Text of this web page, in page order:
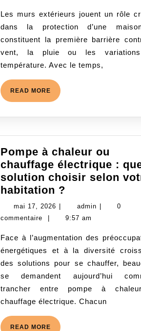
murs
extérieurs
:
tout
ce
qu’il
faut
pour
son
projet
Les murs extérieurs jouent un rôle crucial
dans la protection d’une
constituent la première barrière
vent, la pluie ou les
température. Avec le temps,
READ MORE READ
MORE
Pompe à chaleur ou
chauffage électrique :
solution choisir selon
habitation ?
chaleur
chauffage
électrique
:
quelle
solution
choisir
mai 17, 2026 mai
17,
admin admin0
commentaire
9:57 am
Face à l’augmentation des préoccupations
énergétiques et à la diversité
des solutions pour se chauffer,
se demandent aujourd’hui
trancher entre pompe à
chauffage électrique. Chacun
READ MORE READ